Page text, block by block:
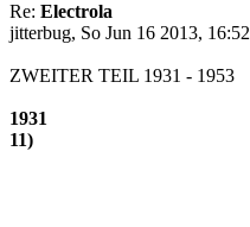
Re: Electrola
jitterbug, So Jun 16 2013, 16:52
ZWEITER TEIL 1931 - 1953
1931
11)